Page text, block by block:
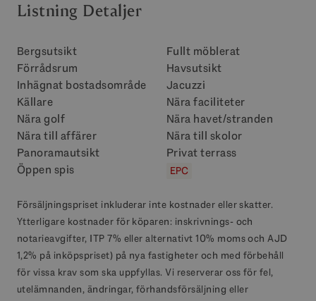
Listning Detaljer
Bergsutsikt
Fullt möblerat
Förrådsrum
Havsutsikt
Inhägnat bostadsområde
Jacuzzi
Källare
Nära faciliteter
Nära golf
Nära havet/stranden
Nära till affärer
Nära till skolor
Panoramautsikt
Privat terrass
Öppen spis
EPC
Försäljningspriset inkluderar inte kostnader eller skatter.
Ytterligare kostnader för köparen: inskrivnings- och
notarieavgifter, ITP 7% eller alternativt 10% moms och AJD
1,2% på inköpspriset) på nya fastigheter och med förbehåll
för vissa krav som ska uppfyllas. Vi reserverar oss för fel,
utelämnanden, ändringar, förhandsförsäljning eller